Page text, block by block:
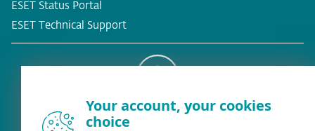
ESET Status Portal
ESET Technical Support
Υφιστάμενος πελάτης
Your account, your cookies
choice